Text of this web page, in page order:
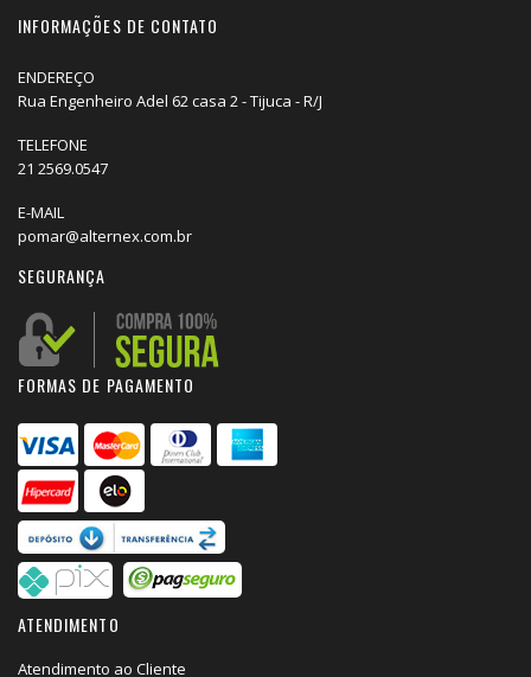
INFORMAÇÕES DE CONTATO
ENDEREÇO
Rua Engenheiro Adel 62 casa 2 - Tijuca - R/J
TELEFONE
21 2569.0547
E-MAIL
pomar@alternex.com.br
SEGURANÇA
FORMAS DE PAGAMENTO
ATENDIMENTO
Atendimento ao Cliente